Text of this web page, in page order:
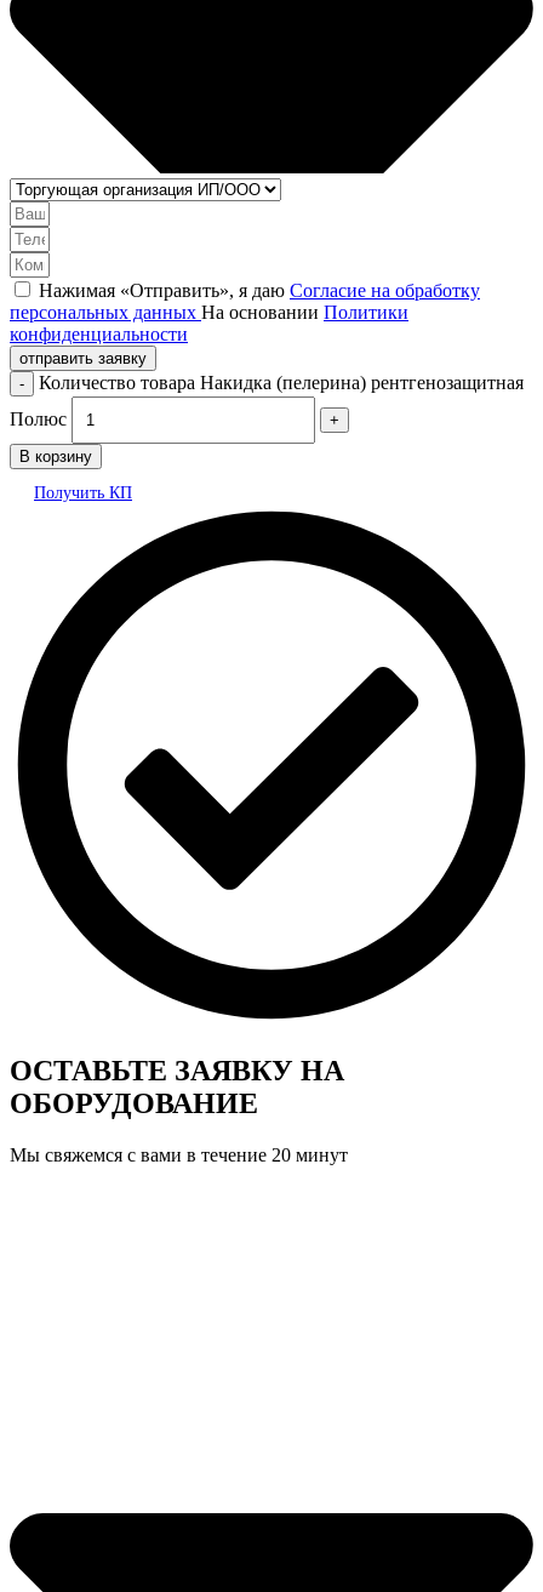
Нажимая «Отправить», я даю Согласие на обработку
персональных данных На основании Политики
конфиденциальности
отправить заявку
Количество товара Накидка (пелерина) рентгенозащитная
Полюс
В корзину
Получить КП
ОСТАВЬТЕ ЗАЯВКУ НА
ОБОРУДОВАНИЕ
Мы свяжемся с вами в течение 20 минут